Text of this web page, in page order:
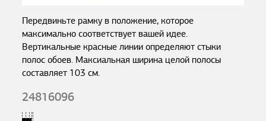
Передвиньте рамку в положение, которое
максимально соответствует вашей идее.
Вертикальные красные линии определяют стыки
полос обоев. Максиальная ширина целой полосы
составляет 103 см.
24816096